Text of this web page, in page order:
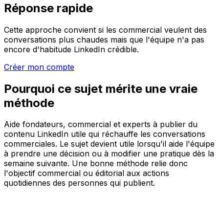
Réponse rapide
Cette approche convient si les commercial veulent des
conversations plus chaudes mais que l'équipe n'a pas
encore d'habitude LinkedIn crédible.
Créer mon compte
Pourquoi ce sujet mérite une vraie
méthode
Aide fondateurs, commercial et experts à publier du
contenu LinkedIn utile qui réchauffe les conversations
commerciales. Le sujet devient utile lorsqu'il aide l'équipe
à prendre une décision ou à modifier une pratique dès la
semaine suivante. Une bonne méthode relie donc
l'objectif commercial ou éditorial aux actions
quotidiennes des personnes qui publient.